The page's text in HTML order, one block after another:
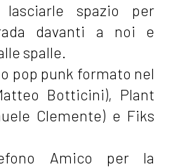
lasciarle spazio per
davanti a noi e
spalle.
pop punk formato nel
Botticini), Plant
Clemente) e Fiks
Amico per la